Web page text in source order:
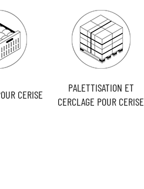
CERISE
PALETTISATION ET
CERCLAGE POUR CERISE